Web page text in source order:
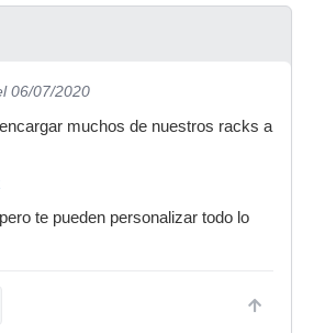
06/07/2020
muchos de nuestros racks a
te pueden personalizar todo lo